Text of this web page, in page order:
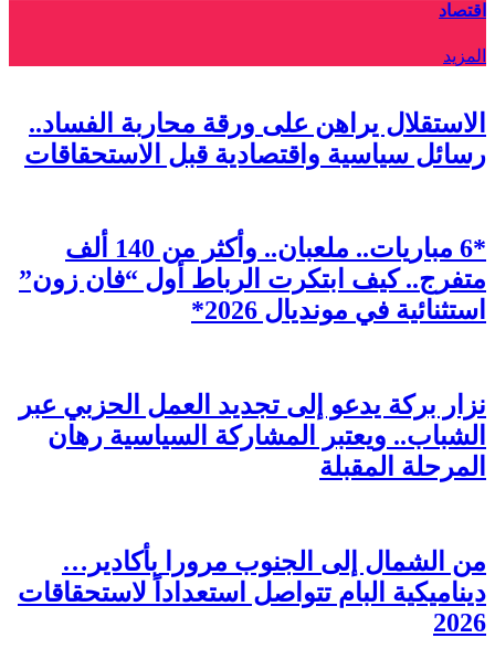
اقتصاد
المزيد
الاستقلال يراهن على ورقة محاربة الفساد..
رسائل سياسية واقتصادية قبل الاستحقاقات
*6 مباريات.. ملعبان.. وأكثر من 140 ألف
متفرج.. كيف ابتكرت الرباط أول “فان زون”
استثنائية في مونديال 2026*
نزار بركة يدعو إلى تجديد العمل الحزبي عبر
الشباب.. ويعتبر المشاركة السياسية رهان
المرحلة المقبلة
من الشمال إلى الجنوب مرورا بأكادير…
ديناميكية البام تتواصل استعداداً لاستحقاقات
2026